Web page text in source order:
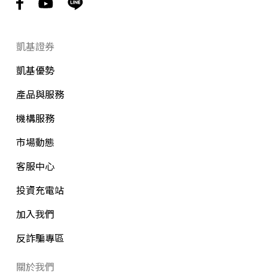
凱基證券
凱基優勢
產品與服務
機構服務
市場動態
客服中心
投資充電站
加入我們
反詐騙專區
關於我們